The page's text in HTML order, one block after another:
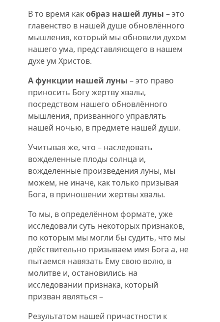
В то время какобраз нашей луны – это
главенство в нашей душе обновлённого
мышления, который мы обновили духом
нашего ума, представляющего в нашем
духе ум Христов.
А функции нашей луны – это право
приносить Богу жертву хвалы,
посредством нашего обновлённого
мышления, призванного управлять
нашей ночью, в предмете нашей души.
Учитывая же, что – наследовать
вожделенные плоды солнца и,
вожделенные произведения луны, мы
можем, не иначе, как только призывая
Бога, в приношении жертвы хвалы.
То мы, в определённом формате, уже
исследовали суть некоторых признаков,
по которым мы могли бы судить, что мы
действительно призываем имя Бога а, не
пытаемся навязать Ему свою волю, в
молитве и, остановились на
исследовании признака, который
призван являться –
Результатом нашей причастности к